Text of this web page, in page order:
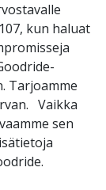
kun haluat
Tarjoamme
Vaikka
sen